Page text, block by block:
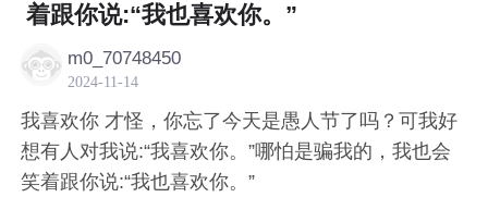
着跟你说:“我也喜欢你。”
m0_70748450
2024-11-14
我喜欢你 才怪，你忘了今天是愚人节了吗？可我好
想有人对我说:“我喜欢你。”哪怕是骗我的，我也会
笑着跟你说:“我也喜欢你。”